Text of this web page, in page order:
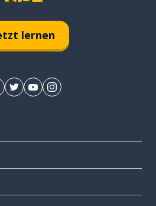
lernen